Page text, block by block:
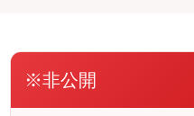
※非公開